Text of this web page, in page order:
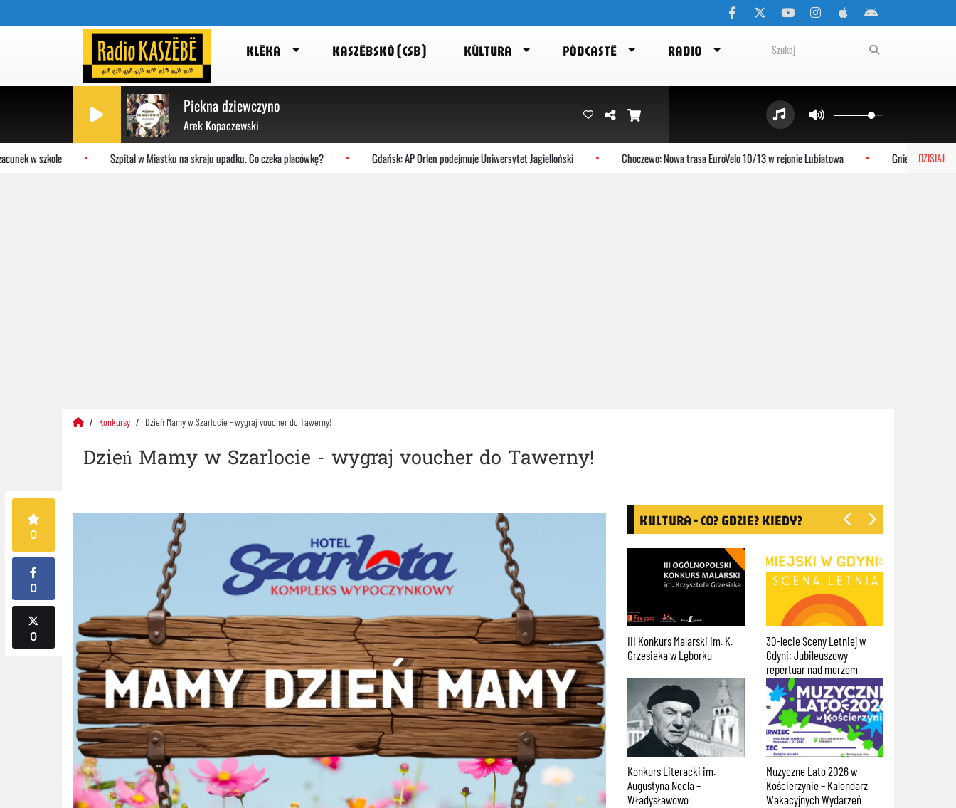
KLËKA KASZËBSKÔ (CSB) KÙLTURA PÒDCASTË RADIO
Piekna dziewczyno
Arek Kopaczewski
DZISIAJ
w szkole Szpital w Miastku na skraju upadku. Co czeka placówkę? Gdańsk: AP Orlen podejmuje Uniwersytet Jagielloński Choczewo: Nowa trasa EuroVelo 10/13 w rejonie Lubiatowa Gniewino: Stolem
Konkursy Dzień Mamy w Szarlocie - wygraj voucher do Tawerny!
Dzień Mamy w Szarlocie - wygraj voucher do Tawerny!
0
0
0
KULTURA - CO? GDZIE? KIEDY?
III Konkurs Malarski im. K.
Grzesiaka w Lęborku
Konkurs Literacki im.
Augustyna Necla –
Władysławowo
30-lecie Sceny Letniej w
Gdyni: Jubileuszowy
repertuar nad morzem
Muzyczne Lato 2026 w
Kościerzynie – Kalendarz
Wakacyjnych Wydarzeń